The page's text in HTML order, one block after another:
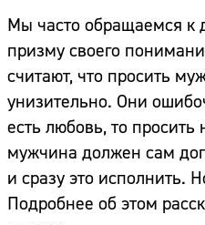
Мы часто обращаемся к
призму своего
считают, что просить
унизительно. Они
есть любовь, то
мужчина должен сам
и сразу это исполнить.
Подробнее об этом